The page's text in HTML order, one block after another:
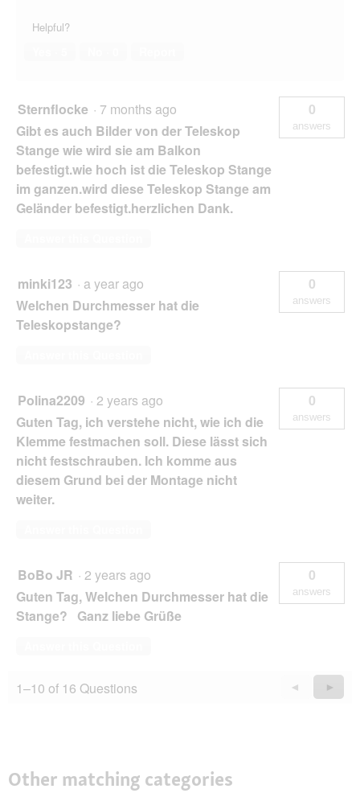
Helpful?
Sternflocke · 7 months ago
Gibt es auch Bilder von der Teleskop
Stange wie wird sie am Balkon
befestigt.wie hoch ist die Teleskop Stange
im ganzen.wird diese Teleskop Stange am
Geländer befestigt.herzlichen Dank.
0
answers
minki123 · a year ago
Welchen Durchmesser hat die
Teleskopstange?
0
answers
Polina2209 · 2 years ago
Guten Tag, ich verstehe nicht, wie ich die
Klemme festmachen soll. Diese lässt sich
nicht festschrauben. Ich komme aus
diesem Grund bei der Montage nicht
weiter.
0
answers
BoBo JR · 2 years ago
Guten Tag, Welchen Durchmesser hat die
Stange? Ganz liebe Grüße
0
answers
1–10 of 16 Questions
Previous
Questions
◄
Next
►
Other matching categories